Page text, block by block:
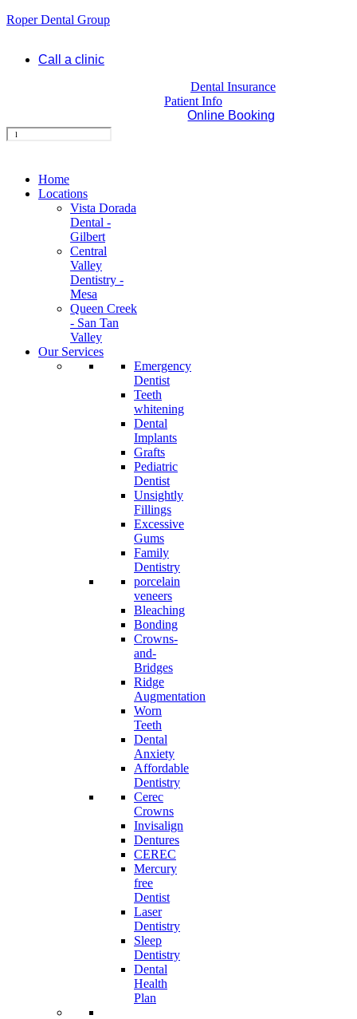
Roper Dental Group
Call a clinic
Dental Insurance
Patient Info
Online Booking
Home
Locations
Vista Dorada
Dental -
Gilbert
Central
Valley
Dentistry -
Mesa
Queen Creek
- San Tan
Valley
Our Services
Emergency
Dentist
Teeth
whitening
Dental
Implants
Grafts
Pediatric
Dentist
Unsightly
Fillings
Excessive
Gums
Family
Dentistry
porcelain
veneers
Bleaching
Bonding
Crowns-
and-
Bridges
Ridge
Augmentation
Worn
Teeth
Dental
Anxiety
Affordable
Dentistry
Cerec
Crowns
Invisalign
Dentures
CEREC
Mercury
free
Dentist
Laser
Dentistry
Sleep
Dentistry
Dental
Health
Plan